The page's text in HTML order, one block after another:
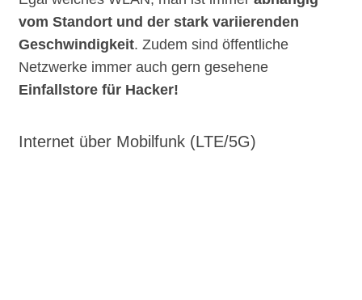
vom Standort und der stark variierenden
Geschwindigkeit. Zudem sind öffentliche
Netzwerke immer auch gern gesehene
Einfallstore für Hacker!
Internet über Mobilfunk (LTE/5G)